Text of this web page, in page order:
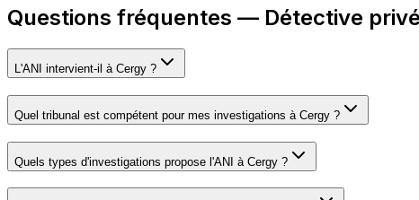
Questions fréquentes — Détective
L'ANI intervient-il à Cergy ?
Quel tribunal est compétent pour mes investigations à Cergy ?
Quels types d'investigations propose l'ANI à Cergy ?